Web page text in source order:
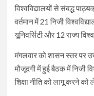
विश्वविद्यालयों से संबद्ध
वर्तमान में 21 निजी
यूनिवर्सिटी और 12 राज्य
मंगलवार को शासन स्तर पर
मौजूदगी में हुई बैठक में निजी
शिक्षा नीति को लागू करने को